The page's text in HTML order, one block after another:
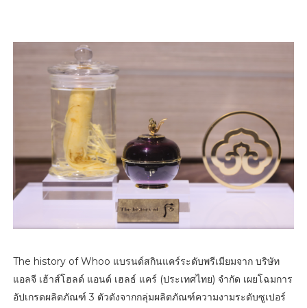
The history of Whoo แบรนด์สกินแคร์ระดับพรีเมียมจาก บริษัท
แอลจี เฮ้าส์โฮลด์ แอนด์ เฮลธ์ แคร์ (ประเทศไทย) จำกัด เผยโฉมการ
อัปเกรดผลิตภัณฑ์ 3 ตัวดังจากกลุ่มผลิตภัณฑ์ความงามระดับซูเปอร์